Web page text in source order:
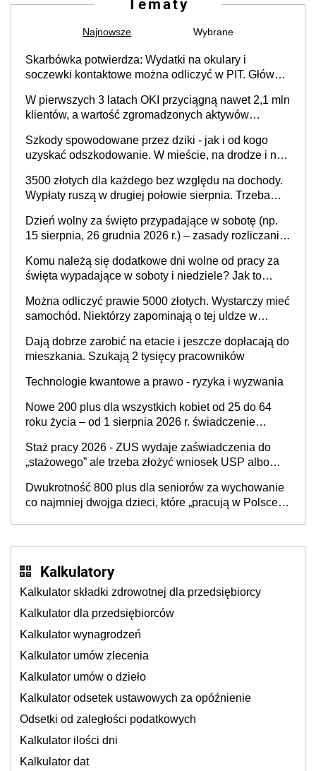
Najnowsze Wybrane
Skarbówka potwierdza: Wydatki na okulary i
soczewki kontaktowe można odliczyć w PIT. Główny
Częściowe dofinansowanie (np. z zfśs) pomniejsza
odliczenie
W pierwszych 3 latach OKI przyciągną nawet 2,1 mln
klientów, a wartość zgromadzonych aktywów
Szkody spowodowane przez dziki - jak i od kogo
uzyskać odszkodowanie. W mieście, na drodze i na
3500 złotych dla każdego bez względu na dochody.
Wypłaty ruszą w drugiej połowie sierpnia. Trzeba
Dzień wolny za święto przypadające w sobotę (np.
15 sierpnia, 26 grudnia 2026 r.) – zasady rozliczania
i administracja publiczna), najczęstsze pytania
Komu należą się dodatkowe dni wolne od pracy za
święta wypadające w soboty i niedziele? Jak to
Można odliczyć prawie 5000 złotych. Wystarczy mieć
samochód. Niektórzy zapominają o tej uldze w
Dają dobrze zarobić na etacie i jeszcze dopłacają do
mieszkania. Szukają 2 tysięcy pracowników
Technologie kwantowe a prawo - ryzyka i wyzwania
Nowe 200 plus dla wszystkich kobiet od 25 do 64
roku życia – od 1 sierpnia 2026 r. świadczenie
Staż pracy 2026 - ZUS wydaje zaświadczenia do
„stażowego” ale trzeba złożyć wniosek USP albo
zaświadczenie z ZUS?
Dwukrotność 800 plus dla seniorów za wychowanie
co najmniej dwojga dzieci, które „pracują w Polsce i
Kalkulatory
Kalkulator składki zdrowotnej dla przedsiębiorcy
Kalkulator dla przedsiębiorców
Kalkulator wynagrodzeń
Kalkulator umów zlecenia
Kalkulator umów o dzieło
Kalkulator odsetek ustawowych za opóźnienie
Odsetki od zaległości podatkowych
Kalkulator ilości dni
Kalkulator dat